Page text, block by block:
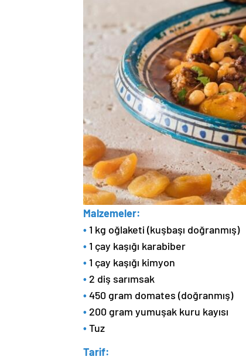
Malzemeler:
• 1 kg oğlaketi (kuşbaşı doğranmış)
• 1 çay kaşığı karabiber
• 1 çay kaşığı kimyon
• 2 diş sarımsak
•450 gram domates (doğranmış)
• 200 gram yumuşak kuru kayısı
•Tuz
Tarif: